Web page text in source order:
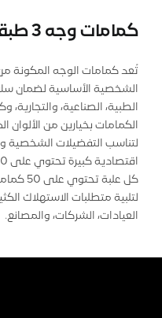
كمامات وجه 3 طبقات
الشخصية الأساسية لضمان
الطبية، الصناعية،
الكمامات بخيارين من الألوان
لتناسب التفضيلات الشخصية
كل علبة
لتلبية متطلبات الاستهلاك
العيادات، الشركات، والمصانع.